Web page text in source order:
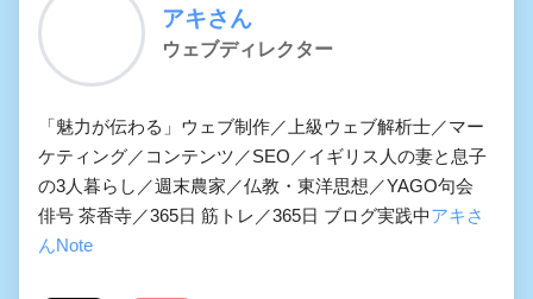
アキさん
ウェブディレクター
「魅力が伝わる」ウェブ制作／上級ウェブ解析士／マー
ケティング／コンテンツ／SEO／イギリス人の妻と息子
の3人暮らし／週末農家／仏教・東洋思想／YAGO句会
俳号 茶香寺／365日 筋トレ／365日 ブログ実践中アキさ
んNote